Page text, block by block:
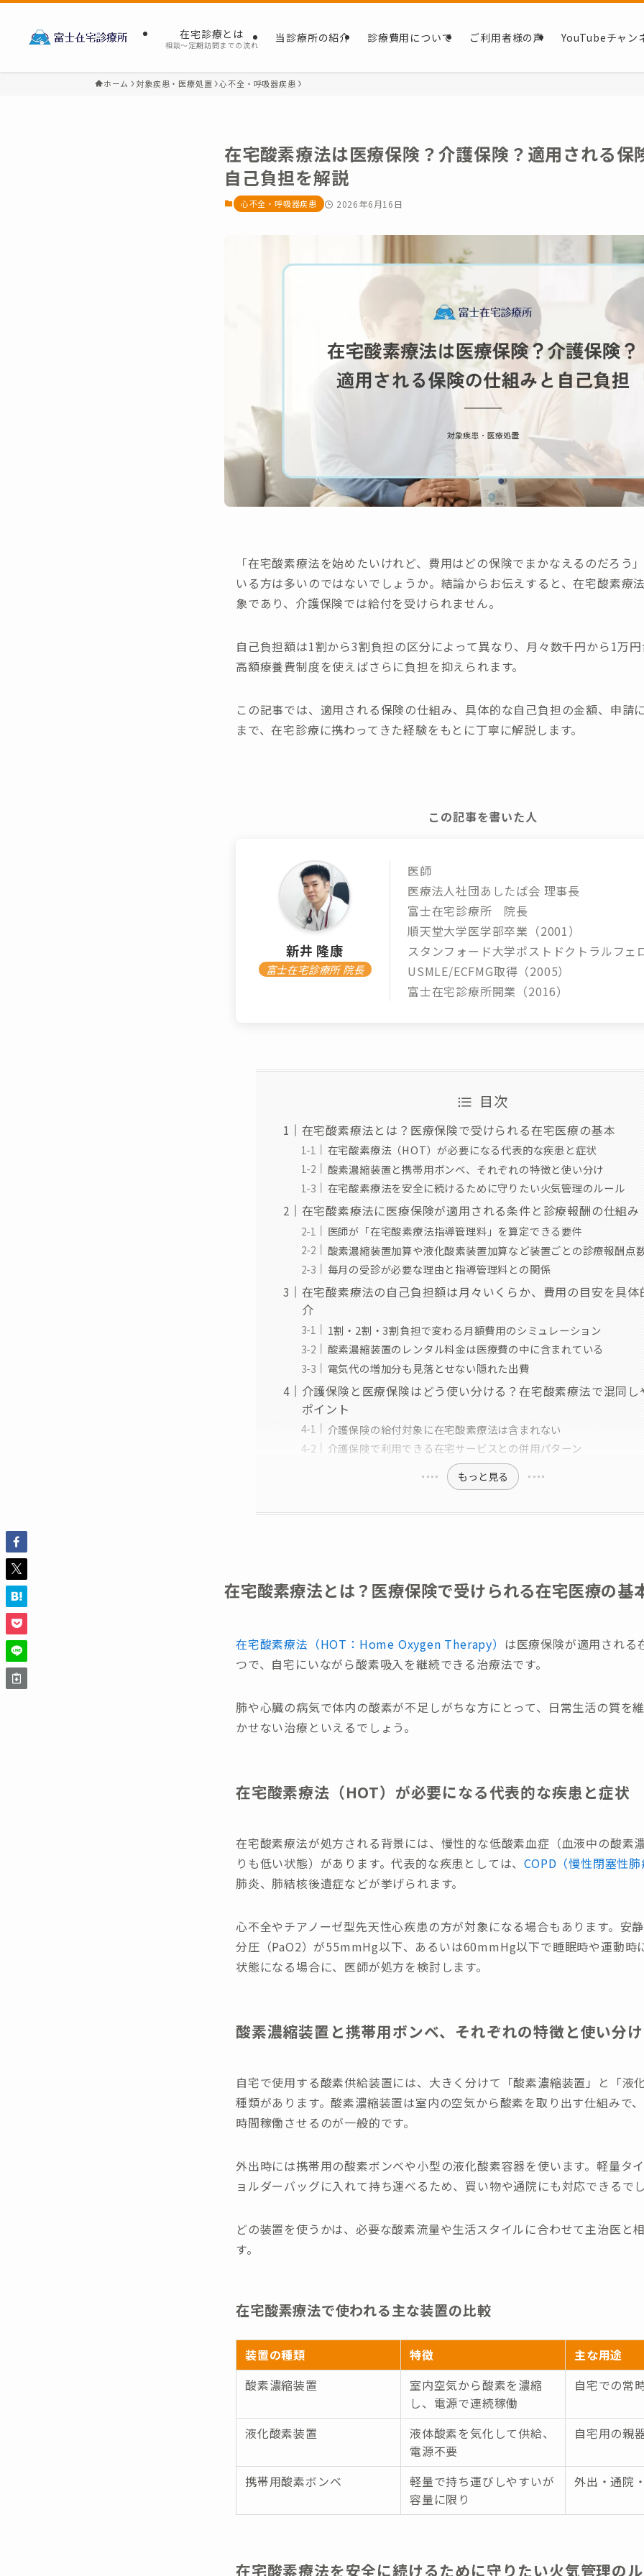
在宅診療とは
相談～定期訪問までの流れ
当診療所の紹介 診療費用について ご利用者様の声 YouTubeチャン
ホーム 対象疾患・医療処置 心不全・呼吸器疾患
在宅酸素療法は医療保険？介護保険？適用される保
自己負担を解説
心不全・呼吸器疾患 2026年6月16日
「在宅酸素療法を始めたいけれど、費用はどの保険でまかなえるのだろう
いる方は多いのではないでしょうか。結論からお伝えすると、在宅酸素療
象であり、介護保険では給付を受けられません。
自己負担額は1割から3割負担の区分によって異なり、月々数千円から1万
高額療養費制度を使えばさらに負担を抑えられます。
この記事では、適用される保険の仕組み、具体的な自己負担の金額、申請
まで、在宅診療に携わってきた経験をもとに丁寧に解説します。
この記事を書いた人
新井 隆康
富士在宅診療所 院長
医師
医療法人社団あしたば会 理事長
富士在宅診療所 院長
順天堂大学医学部卒業（2001）
スタンフォード大学ポストドクトラルフェ
USMLE/ECFMG取得（2005）
富士在宅診療所開業（2016）
目次
在宅酸素療法とは？医療保険で受けられる在宅医療の基本
在宅酸素療法（HOT）が必要になる代表的な疾患と症状
酸素濃縮装置と携帯用ボンベ、それぞれの特徴と使い分け
在宅酸素療法を安全に続けるために守りたい火気管理のルール
在宅酸素療法に医療保険が適用される条件と診療報酬の仕組み
医師が「在宅酸素療法指導管理料」を算定できる要件
酸素濃縮装置加算や液化酸素装置加算など装置ごとの診療報酬点
毎月の受診が必要な理由と指導管理料との関係
在宅酸素療法の自己負担額は月々いくらか、費用の目安を具体
介
1割・2割・3割負担で変わる月額費用のシミュレーション
酸素濃縮装置のレンタル料金は医療費の中に含まれている
電気代の増加分も見落とせない隠れた出費
介護保険と医療保険はどう使い分ける？在宅酸素療法で混同し
ポイント
介護保険の給付対象に在宅酸素療法は含まれない
介護保険で利用できる在宅サービスとの併用パターン
もっと見る
在宅酸素療法とは？医療保険で受けられる在宅医療の基
在宅酸素療法（HOT：Home Oxygen Therapy） は医療保険が適用される
つで、自宅にいながら酸素吸入を継続できる治療法です。
肺や心臓の病気で体内の酸素が不足しがちな方にとって、日常生活の質を
かせない治療といえるでしょう。
在宅酸素療法（HOT）が必要になる代表的な疾患と症状
在宅酸素療法が処方される背景には、慢性的な低酸素血症（血液中の酸素
りも低い状態）があります。代表的な疾患としては、COPD（慢性閉塞性
肺炎、肺結核後遺症などが挙げられます。
心不全やチアノーゼ型先天性心疾患の方が対象になる場合もあります。安
分圧（PaO2）が55mmHg以下、あるいは60mmHg以下で睡眠時や運動時
状態になる場合に、医師が処方を検討します。
酸素濃縮装置と携帯用ボンベ、それぞれの特徴と使い分け
自宅で使用する酸素供給装置には、大きく分けて「酸素濃縮装置」と「液
種類があります。酸素濃縮装置は室内の空気から酸素を取り出す仕組みで
時間稼働させるのが一般的です。
外出時には携帯用の酸素ボンベや小型の液化酸素容器を使います。軽量タ
ョルダーバッグに入れて持ち運べるため、買い物や通院にも対応できるで
どの装置を使うかは、必要な酸素流量や生活スタイルに合わせて主治医と
す。
在宅酸素療法で使われる主な装置の比較
装置の種類 特徴
主な用途
酸素濃縮装置
室内空気から酸素を濃縮
し、電源で連続稼働
自宅での常
液化酸素装置
液体酸素を気化して供給、
電源不要
自宅用の親
携帯用酸素ボンベ
軽量で持ち運びしやすいが
容量に限り
外出・通院
在宅酸素療法を安全に続けるために守りたい火気管理の